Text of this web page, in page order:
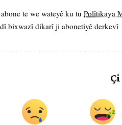
te we wateyê ku tu Polîtikaya
bixwazî dikarî ji abonetiyê derkevî